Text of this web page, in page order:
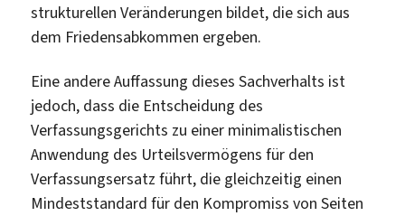
strukturellen Veränderungen bildet, die sich aus
dem Friedensabkommen ergeben.
Eine andere Auffassung dieses Sachverhalts ist
jedoch, dass die Entscheidung des
Verfassungsgerichts zu einer minimalistischen
Anwendung des Urteilsvermögens für den
Verfassungsersatz führt, die gleichzeitig einen
Mindeststandard für den Kompromiss von Seiten